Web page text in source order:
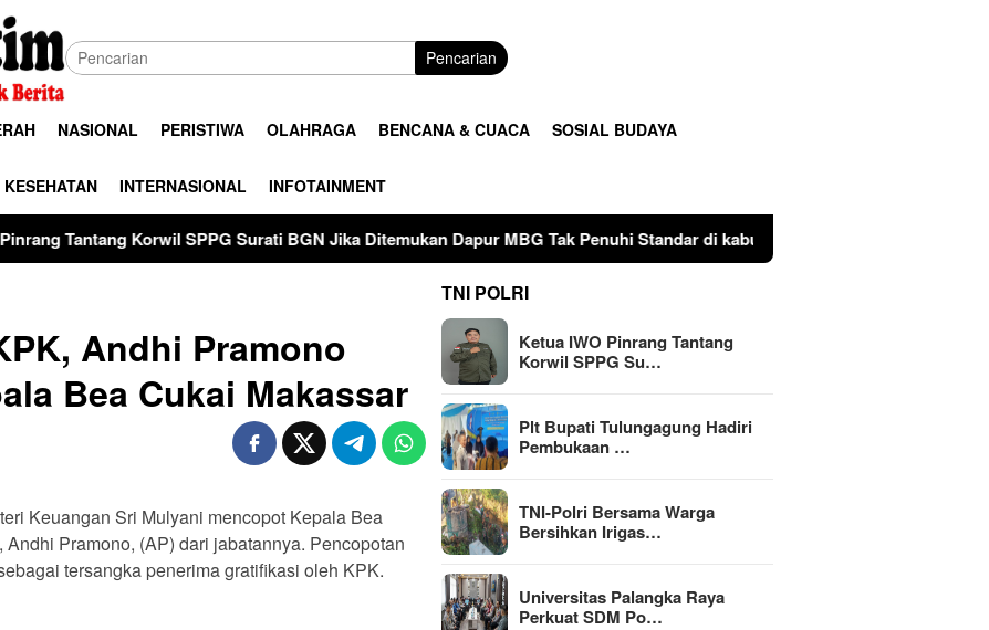
Pencarian
NASIONAL PERISTIWA OLAHRAGA BENCANA & CUACA SOSIAL BUDAYA
KESEHATAN INTERNASIONAL INFOTAINMENT
SPPG Surati BGN Jika Ditemukan Dapur MBG Tak Penuhi Standar di kabupaten Pinrang
Andhi Pramono
Bea Cukai Makassar
Keuangan Sri Mulyani mencopot Kepala Bea
Pramono, (AP) dari jabatannya. Pencopotan
tersangka penerima gratifikasi oleh KPK.
TNI POLRI
Ketua IWO Pinrang Tantang
Korwil SPPG Su…
Plt Bupati Tulungagung Hadiri
Pembukaan …
TNI-Polri Bersama Warga
Bersihkan Irigas…
Universitas Palangka Raya
Perkuat SDM Po…